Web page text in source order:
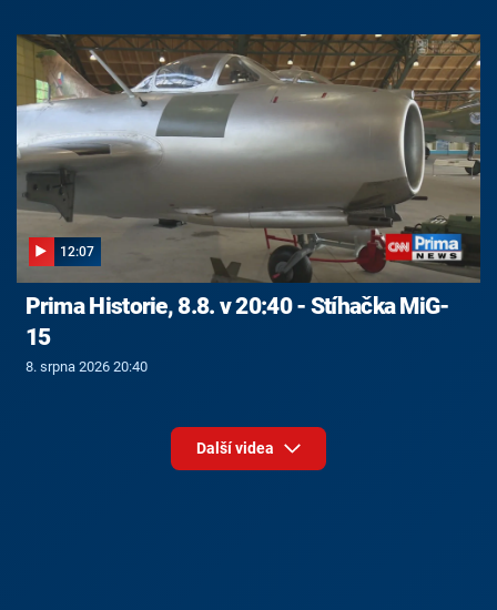
12:07
Prima Historie, 8.8. v 20:40 - Stíhačka MiG-
15
8. srpna 2026 20:40
Další videa